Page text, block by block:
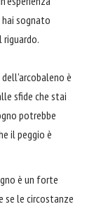
sognato
è
sfide che stai
potrebbe
il peggio è
è un forte
se le circostanze